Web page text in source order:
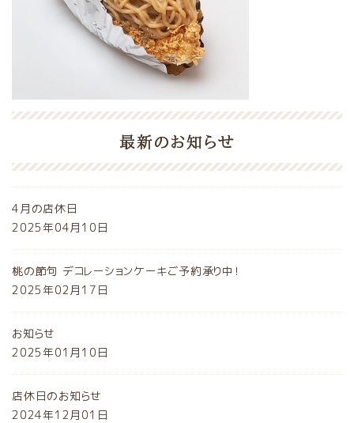
最新のお知らせ
4月の店休日
2025年04月10日
桃の節句 デコレーションケーキご予約承り中！
2025年02月17日
お知らせ
2025年01月10日
店休日のお知らせ
2024年12月01日